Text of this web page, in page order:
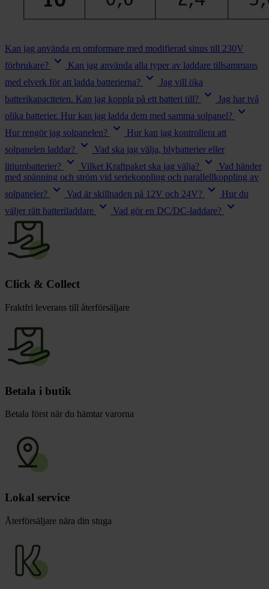
Kan jag använda en omformare med modifierad sinus till 230V
förbrukare? keyboard_arrow_down
Kan jag använda alla typer av laddare tillsammans
med elverk för att ladda batterierna? keyboard_arrow_down
Jag vill öka
batterikapaciteten. Kan jag koppla på ett batteri till? keyboard_arrow_down
Jag har två
olika batterier. Hur kan jag ladda dem med samma solpanel? keyboard_arrow_down
Hur rengör jag solpanelen? keyboard_arrow_down
Hur kan jag kontrollera att
solpanelen laddar? keyboard_arrow_down
Vad ska jag välja, blybatterier eller
litiumbatterier? keyboard_arrow_down Vilket Kraftpaket ska jag välja? keyboard_arrow_down
Vad händer
med spänning och ström vid seriekoppling och parallellkoppling av
solpaneler? keyboard_arrow_down Vad är skillnaden på 12V och 24V? keyboard_arrow_down
Hur du
väljer rätt batteriladdare keyboard_arrow_down Vad gör en DC/DC-laddare? keyboard_arrow_down
Click & Collect
Fraktfri leverans till återförsäljare
Betala i butik
Betala först när du hämtar varorna
Lokal service
Återförsäljare nära din stuga